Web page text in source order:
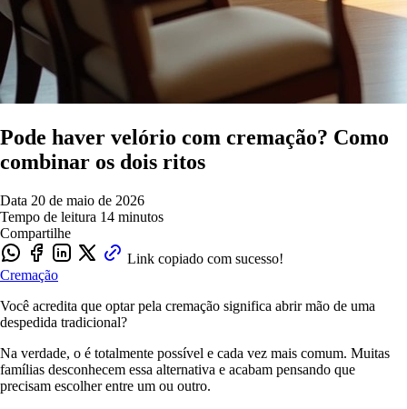
Pode haver velório com cremação? Como
combinar os dois ritos
Data 20 de maio de 2026
Tempo de leitura 14 minutos
Compartilhe
Link copiado com sucesso!
Cremação
Você acredita que optar pela cremação significa abrir mão de uma
despedida tradicional?
Na verdade, o é totalmente possível e cada vez mais comum. Muitas
famílias desconhecem essa alternativa e acabam pensando que
precisam escolher entre um ou outro.